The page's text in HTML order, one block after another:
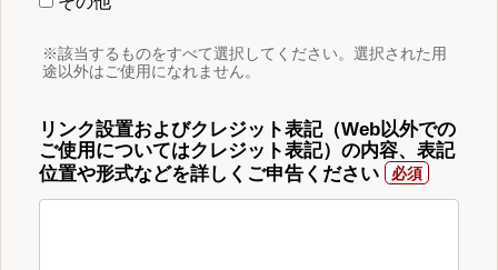
※該当するものをすべて選択してください。選択された用
途以外はご使用になれません。
リンク設置およびクレジット表記（Web以外での
ご使用についてはクレジット表記）の内容、表記
位置や形式などを詳しくご申告ください